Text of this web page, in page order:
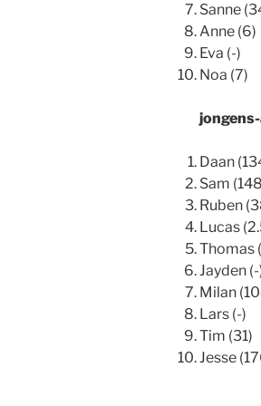
Sanne
Anne (6)
Eva (-)
Noa (7)
Daan
Sam
Ruben
Lucas
Thomas
Jayden (-
Milan
Lars (-)
Tim (31)
Jesse